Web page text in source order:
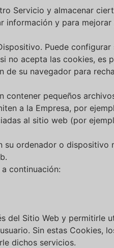
Servicio y almacenar
y para mejorar
Puede
no acepta las cookies, es
su navegador para
contener pequeños
a la Empresa, por
al sitio web (por
su ordenador o dispositivo
continuación:
del Sitio Web y permitirle
Sin estas Cookies,
dichos servicios.